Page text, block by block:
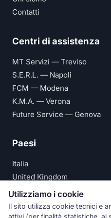
Contatti
Centri di assistenza
MT Servizi — Treviso
S.E.R.L. — Napoli
FCM — Modena
K.M.A. — Verona
Future Service — Genova
Paesi
Italia
United Kingdom
Deutschland
España
Utilizziamo i cookie
Il sito utilizza cookie tecnici e
attivi (per finalità statistiche, ai